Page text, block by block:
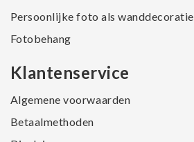
Persoonlijke foto als wanddecoratie
Fotobehang
Klantenservice
Algemene voorwaarden
Betaalmethoden